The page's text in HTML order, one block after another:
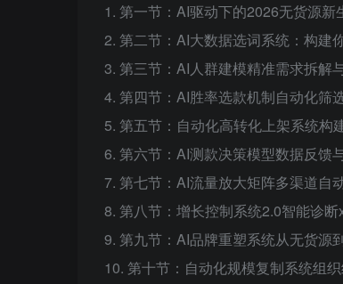
1. 第一节：AI驱动下的2026无货源
2. 第二节：AI大数据选词系统：构建
3. 第三节：AI人群建模精准需求拆解
4. 第四节：AI胜率选款机制自动化筛
5. 第五节：自动化高转化上架系统构
6. 第六节：AI测款决策模型数据反馈
7. 第七节：AI流量放大矩阵多渠道自
8. 第八节：增长控制系统2.0智能诊
9. 第九节：AI品牌重塑系统从无货源
10. 第十节：自动化规模复制系统组